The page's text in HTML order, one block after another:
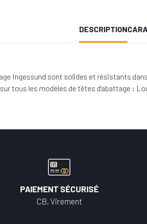
DESCRIPTION
Ingessund sont solides et résistants
tous les modéles de têtes d'abattage :
PAIEMENT SÉCURISÉ
CB, Virement